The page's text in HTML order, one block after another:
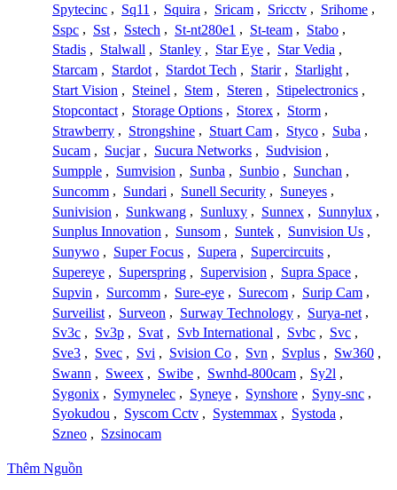
Spytecinc , Sq11 , Squira , Sricam , Sricctv , Srihome ,
Sspc , Sst , Sstech , St-nt280e1 , St-team , Stabo ,
Stadis , Stalwall , Stanley , Star Eye , Star Vedia ,
Starcam , Stardot , Stardot Tech , Starir , Starlight ,
Start Vision , Steinel , Stem , Steren , Stipelectronics ,
Stopcontact , Storage Options , Storex , Storm ,
Strawberry , Strongshine , Stuart Cam , Styco , Suba ,
Sucam , Sucjar , Sucura Networks , Sudvision ,
Sumpple , Sumvision , Sunba , Sunbio , Sunchan ,
Suncomm , Sundari , Sunell Security , Suneyes ,
Sunivision , Sunkwang , Sunluxy , Sunnex , Sunnylux ,
Sunplus Innovation , Sunsom , Suntek , Sunvision Us ,
Sunywo , Super Focus , Supera , Supercircuits ,
Supereye , Superspring , Supervision , Supra Space ,
Supvin , Surcomm , Sure-eye , Surecom , Surip Cam ,
Surveilist , Surveon , Surway Technology , Surya-net ,
Sv3c , Sv3p , Svat , Svb International , Svbc , Svc ,
Sve3 , Svec , Svi , Svision Co , Svn , Svplus , Sw360 ,
Swann , Sweex , Swibe , Swnhd-800cam , Sy2l ,
Sygonix , Symynelec , Syneye , Synshore , Syny-snc ,
Syokudou , Syscom Cctv , Systemmax , Systoda ,
Szneo , Szsinocam
Thêm Nguồn